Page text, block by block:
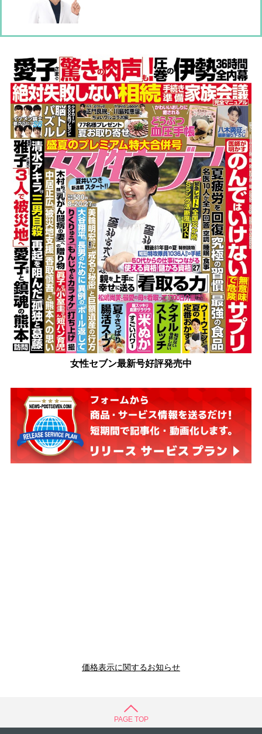
女性セブン最新号好評発売中
価格表示に関するお知らせ
PAGE TOP